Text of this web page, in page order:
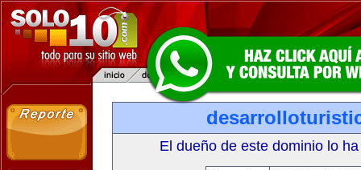
El dueño de este dominio lo